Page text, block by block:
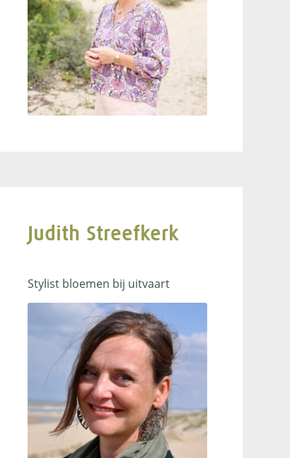
Judith Streefkerk
Stylist bloemen bij uitvaart